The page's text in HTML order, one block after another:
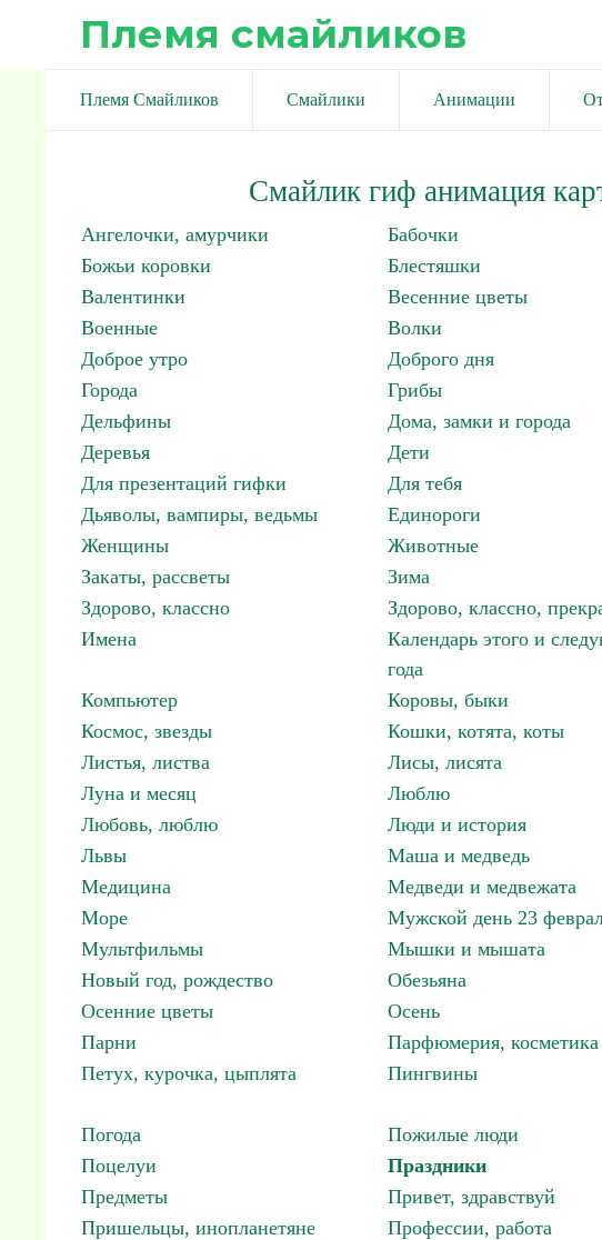
Племя смайликов
Племя Смайликов Смайлики Анимации
Смайлик гиф анимация
Ангелочки, амурчики Бабочки
Божьи коровки
Блестяшки
Валентинки
Весенние цветы
Военные
Волки
Доброе утро
Доброго дня
Города
Грибы
Дельфины
Дома, замки и города
Деревья
Дети
Для презентаций гифки
Для тебя
Дьяволы, вампиры, ведьмы
Единороги
Женщины
Животные
Закаты, рассветы
Зима
Здорово, классно
Здорово, классно,
Имена
Календарь этого и
года
Компьютер Коровы, быки
Космос, звезды
Кошки, котята, коты
Листья, листва
Лисы, лисята
Луна и месяц
Люблю
Любовь, люблю
Люди и история
Львы
Маша и медведь
Медицина
Медведи и медвежата
Море
Мужской день 23
Мультфильмы
Мышки и мышата
Новый год, рождество
Обезьяна
Осенние цветы
Осень
Парни
Парфюмерия, косметика
Петух, курочка, цыплята
Пингвины
Погода
Пожилые люди
Поцелуи
Праздники
Предметы
Привет, здравствуй
Пришельцы, инопланетяне
Профессии, работа